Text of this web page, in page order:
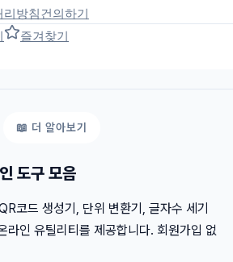
리방침건의하기
즐겨찾기
도구 모음
코드 생성기, 단위 변환기, 글자수 세기
라인 유틸리티를 제공합니다. 회원가입 없